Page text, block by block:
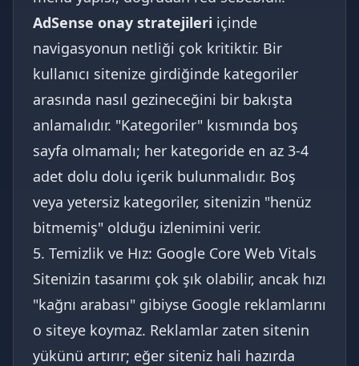
AdSense onay stratejileri içinde
navigasyonun netliği çok kritiktir. Bir
kullanıcı sitenize girdiğinde kategoriler
arasında nasıl gezineceğini bir bakışta
anlamalıdır. "Kategoriler" kısmında boş
sayfa olmamalı; her kategoride en az 3-4
adet dolu dolu içerik bulunmalıdır. Boş
veya yetersiz kategoriler, sitenizin "henüz
bitmemiş" olduğu izlenimini verir.
5. Temizlik ve Hız: Google Core Web Vitals
Sitenizin tasarımı çok şık olabilir, ancak hızı
"kağnı arabası" gibiyse Google reklamlarını
o siteye koymaz. Reklamlar zaten sitenin
yükünü artırır; eğer siteniz hali hazırda